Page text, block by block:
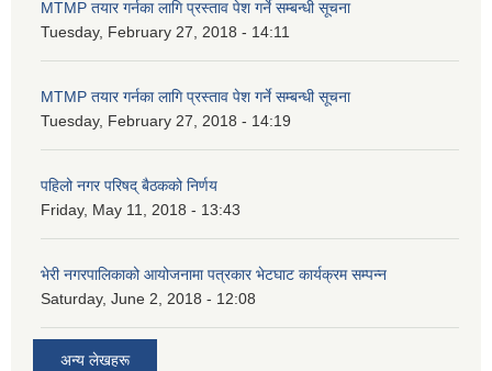
MTMP तयार गर्नका लागि प्रस्ताव पेश गर्ने सम्बन्धी सूचना
Tuesday, February 27, 2018 - 14:11
MTMP तयार गर्नका लागि प्रस्ताव पेश गर्ने सम्बन्धी सूचना
Tuesday, February 27, 2018 - 14:19
पहिलो नगर परिषद् बैठकको निर्णय
Friday, May 11, 2018 - 13:43
भेरी नगरपालिकाको आयोजनामा पत्रकार भेटघाट कार्यक्रम सम्पन्न
Saturday, June 2, 2018 - 12:08
अन्य लेखहरू